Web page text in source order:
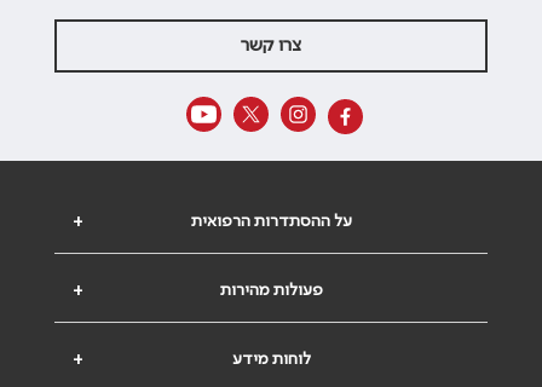
צרו קשר
+ על ההסתדרות הרפואית
+ פעולות מהירות
+ לוחות מידע